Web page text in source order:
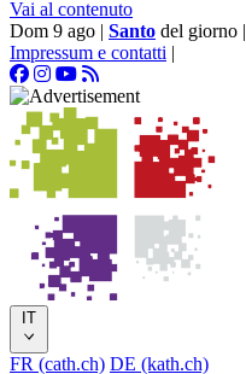
Vai al contenuto
Dom 9 ago | Santo del giorno |
Impressum e contatti |
IT
FR (cath.ch) DE (kath.ch)